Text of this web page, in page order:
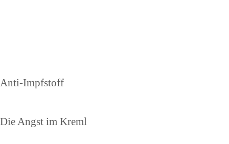
Vorheriger
Anti-Impfstoff
Nächster
Die Angst im Kreml